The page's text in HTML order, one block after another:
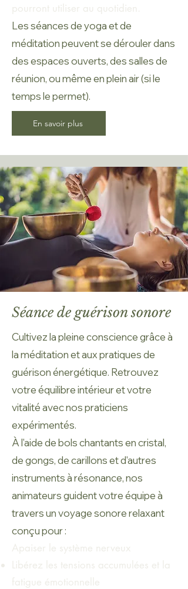
pourront utiliser au quotidien.
Les séances de yoga et de
méditation peuvent se dérouler dans
des espaces ouverts, des salles de
réunion, ou même en plein air (si le
temps le permet).
En savoir plus
Séance de guérison sonore
Cultivez la pleine conscience grâce à
la méditation et aux pratiques de
guérison énergétique. Retrouvez
votre équilibre intérieur et votre
vitalité avec nos praticiens
expérimentés.
À l'aide de bols chantants en cristal,
de gongs, de carillons et d'autres
instruments à résonance, nos
animateurs guident votre équipe à
travers un voyage sonore relaxant
conçu pour :
Apaiser le système nerveux
Libérez les tensions accumulées et la
fatigue émotionnelle